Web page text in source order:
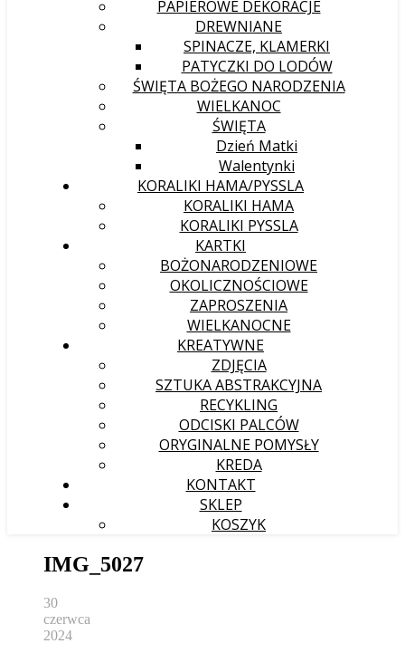
PAPIEROWE DEKORACJE
DREWNIANE
SPINACZE, KLAMERKI
PATYCZKI DO LODÓW
ŚWIĘTA BOŻEGO NARODZENIA
WIELKANOC
ŚWIĘTA
Dzień Matki
Walentynki
KORALIKI HAMA/PYSSLA
KORALIKI HAMA
KORALIKI PYSSLA
KARTKI
BOŻONARODZENIOWE
OKOLICZNOŚCIOWE
ZAPROSZENIA
WIELKANOCNE
KREATYWNE
ZDJĘCIA
SZTUKA ABSTRAKCYJNA
RECYKLING
ODCISKI PALCÓW
ORYGINALNE POMYSŁY
KREDA
KONTAKT
SKLEP
KOSZYK
IMG_5027
30
czerwca
2024